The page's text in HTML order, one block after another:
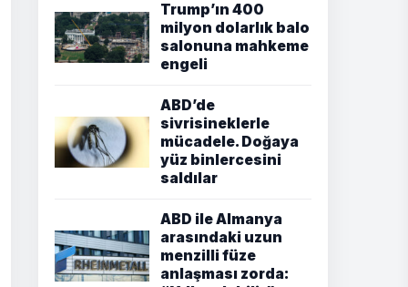
Trump’ın 400
milyon dolarlık balo
salonuna mahkeme
engeli
ABD’de
sivrisineklerle
mücadele. Doğaya
yüz binlercesini
saldılar
ABD ile Almanya
arasındaki uzun
menzilli füze
anlaşması zorda: